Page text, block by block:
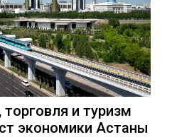
и туризм
экономики Астаны